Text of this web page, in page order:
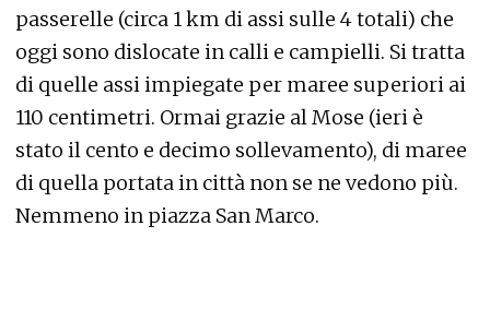
passerelle (circa 1 km di assi sulle 4 totali) che
oggi sono dislocate in calli e campielli. Si tratta
di quelle assi impiegate per maree superiori ai
110 centimetri. Ormai grazie al Mose (ieri è
stato il cento e decimo sollevamento), di maree
di quella portata in città non se ne vedono più.
Nemmeno in piazza San Marco.